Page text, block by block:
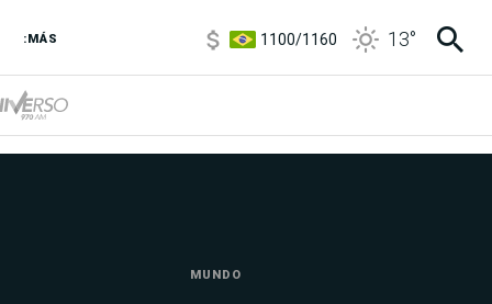
:MÁS
3,8/4
6850/7200
13°
MUNDO